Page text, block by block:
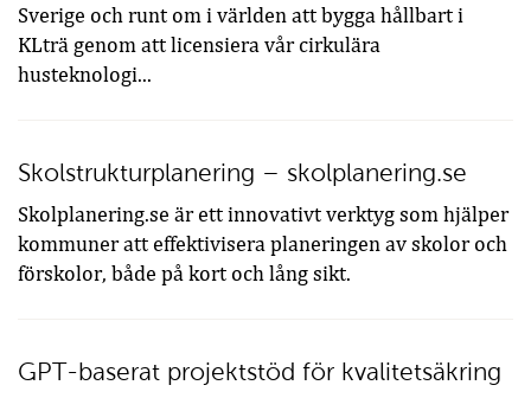
Sverige och runt om i världen att bygga hållbart i
KLträ genom att licensiera vår cirkulära
husteknologi...
Skolstrukturplanering – skolplanering.se
Skolplanering.se är ett innovativt verktyg som hjälper
kommuner att effektivisera planeringen av skolor och
förskolor, både på kort och lång sikt.
GPT-baserat projektstöd för kvalitetsäkring